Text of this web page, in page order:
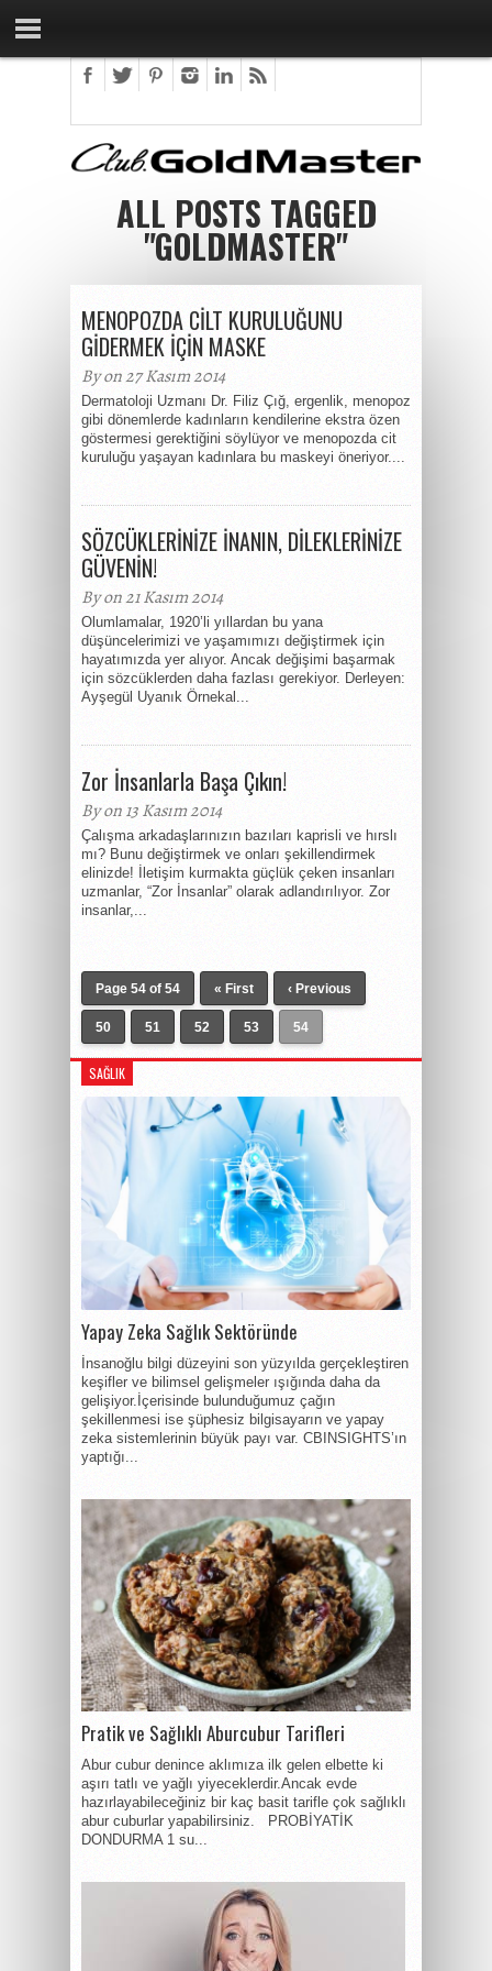
ALL POSTS TAGGED
"GOLDMASTER"
MENOPOZDA CİLT KURULUĞUNU
GİDERMEK İÇİN MASKE
By on 27 Kasım 2014
Dermatoloji Uzmanı Dr. Filiz Çığ, ergenlik, menopoz
gibi dönemlerde kadınların kendilerine ekstra özen
göstermesi gerektiğini söylüyor ve menopozda cit
kuruluğu yaşayan kadınlara bu maskeyi öneriyor....
SÖZCÜKLERİNİZE İNANIN, DİLEKLERİNİZE
GÜVENİN!
By on 21 Kasım 2014
Olumlamalar, 1920’li yıllardan bu yana
düşüncelerimizi ve yaşamımızı değiştirmek için
hayatımızda yer alıyor. Ancak değişimi başarmak
için sözcüklerden daha fazlası gerekiyor. Derleyen:
Ayşegül Uyanık Örnekal...
Zor İnsanlarla Başa Çıkın!
By on 13 Kasım 2014
Çalışma arkadaşlarınızın bazıları kaprisli ve hırslı
mı? Bunu değiştirmek ve onları şekillendirmek
elinizde! İletişim kurmakta güçlük çeken insanları
uzmanlar, “Zor İnsanlar” olarak adlandırılıyor. Zor
insanlar,...
Page 54 of 54 « First ‹ Previous
50 51 52 53 54
SAĞLIK
Yapay Zeka Sağlık Sektöründe
İnsanoğlu bilgi düzeyini son yüzyılda gerçekleştiren
keşifler ve bilimsel gelişmeler ışığında daha da
gelişiyor.İçerisinde bulunduğumuz çağın
şekillenmesi ise şüphesiz bilgisayarın ve yapay
zeka sistemlerinin büyük payı var. CBINSIGHTS’ın
yaptığı...
Pratik ve Sağlıklı Aburcubur Tarifleri
Abur cubur denince aklımıza ilk gelen elbette ki
aşırı tatlı ve yağlı yiyeceklerdir.Ancak evde
hazırlayabileceğiniz bir kaç basit tarifle çok sağlıklı
abur cuburlar yapabilirsiniz. PROBİYATİK
DONDURMA 1 su...